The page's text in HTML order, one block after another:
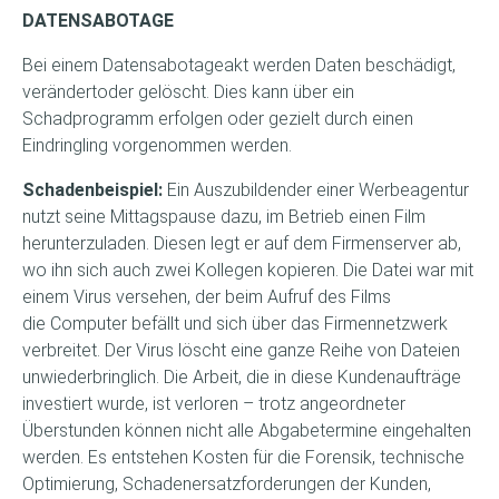
DATENSABOTAGE
Bei einem Datensabotageakt werden Daten beschädigt,
verändertoder gelöscht. Dies kann über ein
Schadprogramm erfolgen oder gezielt durch einen
Eindringling vorgenommen werden.
Schadenbeispiel: Ein Auszubildender einer Werbeagentur
nutzt seine Mittagspause dazu, im Betrieb einen Film
herunterzuladen. Diesen legt er auf dem Firmenserver ab,
wo ihn sich auch zwei Kollegen kopieren. Die Datei war mit
einem Virus versehen, der beim Aufruf des Films
die Computer befällt und sich über das Firmennetzwerk
verbreitet. Der Virus löscht eine ganze Reihe von Dateien
unwiederbringlich. Die Arbeit, die in diese Kundenaufträge
investiert wurde, ist verloren – trotz angeordneter
Überstunden können nicht alle Abgabetermine eingehalten
werden. Es entstehen Kosten für die Forensik, technische
Optimierung, Schadenersatzforderungen der Kunden,